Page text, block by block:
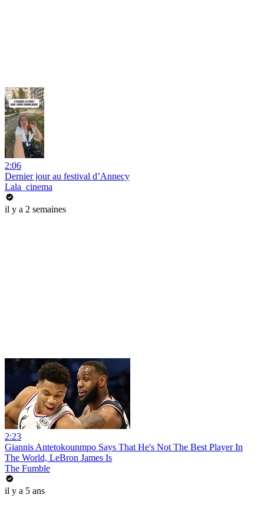
2:06
Dernier jour au festival d’Annecy
Lala_cinema
il y a 2 semaines
2:23
Giannis Antetokounmpo Says That He's Not The Best Player In
The World, LeBron James Is
The Fumble
il y a 5 ans